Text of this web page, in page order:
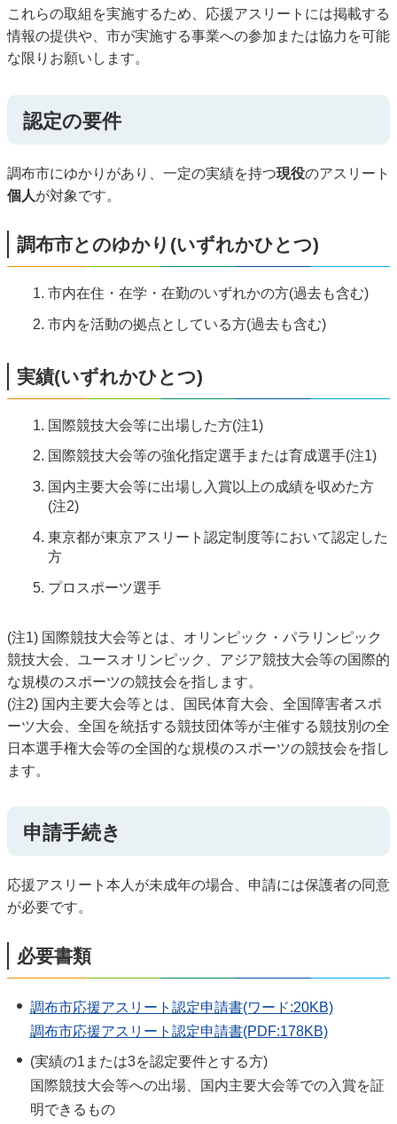
これらの取組を実施するため、応援アスリートには掲載する
情報の提供や、市が実施する事業への参加または協力を可能
な限りお願いします。
認定の要件
調布市にゆかりがあり、一定の実績を持つ現役のアスリート
個人が対象です。
調布市とのゆかり(いずれかひとつ)
市内在住・在学・在勤のいずれかの方(過去も含む)
市内を活動の拠点としている方(過去も含む)
実績(いずれかひとつ)
国際競技大会等に出場した方(注1)
国際競技大会等の強化指定選手または育成選手(注1)
国内主要大会等に出場し入賞以上の成績を収めた方
(注2)
東京都が東京アスリート認定制度等において認定した
方
プロスポーツ選手
(注1) 国際競技大会等とは、オリンピック・パラリンピック
競技大会、ユースオリンピック、アジア競技大会等の国際的
な規模のスポーツの競技会を指します。
(注2) 国内主要大会等とは、国民体育大会、全国障害者スポ
ーツ大会、全国を統括する競技団体等が主催する競技別の全
日本選手権大会等の全国的な規模のスポーツの競技会を指し
ます。
申請手続き
応援アスリート本人が未成年の場合、申請には保護者の同意
が必要です。
必要書類
調布市応援アスリート認定申請書(ワード:20KB)
調布市応援アスリート認定申請書(PDF:178KB)
(実績の1または3を認定要件とする方)
国際競技大会等への出場、国内主要大会等での入賞を証
明できるもの